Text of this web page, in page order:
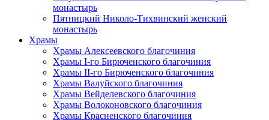
монастырь
Пятницкий Николо-Тихвинский женский
монастырь
Храмы
Храмы Алексеевского благочиния
Храмы I-го Бирюченского благочиния
Храмы II-го Бирюченского благочиния
Храмы Валуйского благочиния
Храмы Вейделевского благочиния
Храмы Волоконовского благочиния
Храмы Красненского благочиния